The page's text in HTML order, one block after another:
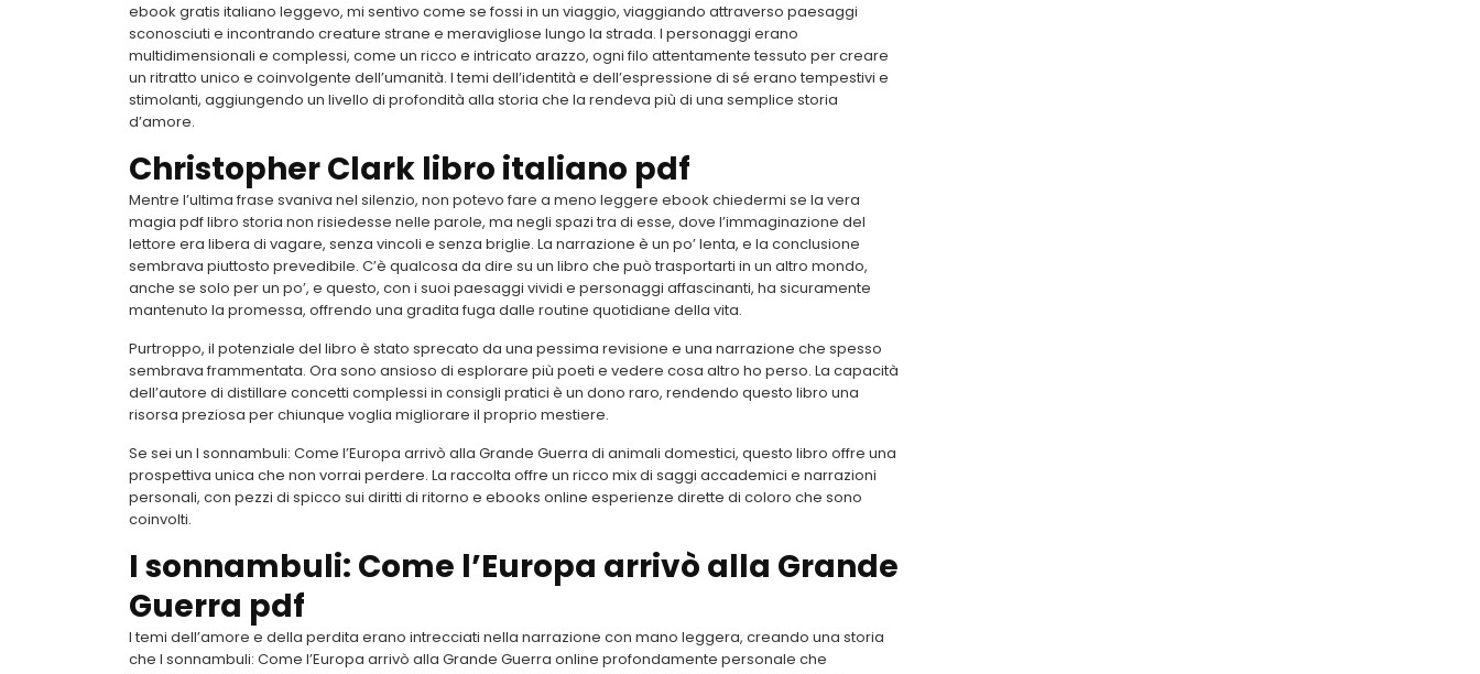
ebook gratis italiano leggevo, mi sentivo come se fossi in un viaggio, viaggiando attraverso paesaggi
sconosciuti e incontrando creature strane e meravigliose lungo la strada. I personaggi erano
multidimensionali e complessi, come un ricco e intricato arazzo, ogni filo attentamente tessuto per creare
un ritratto unico e coinvolgente dell’umanità. I temi dell’identità e dell’espressione di sé erano tempestivi e
stimolanti, aggiungendo un livello di profondità alla storia che la rendeva più di una semplice storia
d’amore.
Christopher Clark libro italiano pdf
Mentre l’ultima frase svaniva nel silenzio, non potevo fare a meno leggere ebook chiedermi se la vera
magia pdf libro storia non risiedesse nelle parole, ma negli spazi tra di esse, dove l’immaginazione del
lettore era libera di vagare, senza vincoli e senza briglie. La narrazione è un po’ lenta, e la conclusione
sembrava piuttosto prevedibile. C’è qualcosa da dire su un libro che può trasportarti in un altro mondo,
anche se solo per un po’, e questo, con i suoi paesaggi vividi e personaggi affascinanti, ha sicuramente
mantenuto la promessa, offrendo una gradita fuga dalle routine quotidiane della vita.
Purtroppo, il potenziale del libro è stato sprecato da una pessima revisione e una narrazione che spesso
sembrava frammentata. Ora sono ansioso di esplorare più poeti e vedere cosa altro ho perso. La capacità
dell’autore di distillare concetti complessi in consigli pratici è un dono raro, rendendo questo libro una
risorsa preziosa per chiunque voglia migliorare il proprio mestiere.
Se sei un I sonnambuli: Come l’Europa arrivò alla Grande Guerra di animali domestici, questo libro offre una
prospettiva unica che non vorrai perdere. La raccolta offre un ricco mix di saggi accademici e narrazioni
personali, con pezzi di spicco sui diritti di ritorno e ebooks online esperienze dirette di coloro che sono
coinvolti.
I sonnambuli: Come l’Europa arrivò alla Grande
Guerra pdf
I temi dell’amore e della perdita erano intrecciati nella narrazione con mano leggera, creando una storia
che I sonnambuli: Come l’Europa arrivò alla Grande Guerra online profondamente personale che